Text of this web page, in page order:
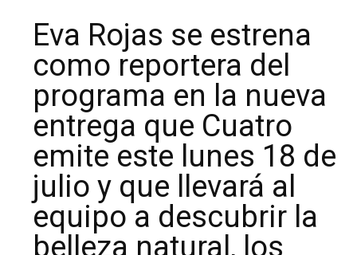
Eva Rojas se estrena
como reportera del
programa en la nueva
entrega que Cuatro
emite este lunes 18 de
julio y que llevará al
equipo a descubrir la
belleza natural, los